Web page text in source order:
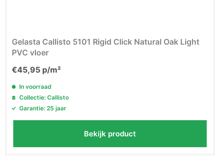
Gelasta Callisto 5101 Rigid Click Natural Oak Light
PVC vloer
€45,95 p/m²
In voorraad
Collectie: Callisto
Garantie: 25 jaar
Bekijk product